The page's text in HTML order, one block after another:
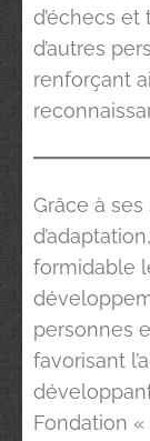
d’échecs
d’autres
renforçant
Grâce à
formidable
personnes
favorisant
Fondation «